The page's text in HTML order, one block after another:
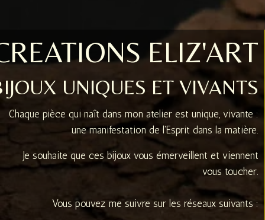
ELIZ'ART
UNIQUES ET VIVANTS
Chaque pièce qui naît dans mon atelier est unique, vivante :
une manifestation de l'Esprit dans la matière.
Je souhaite que ces bijoux vous émerveillent et viennent
vous toucher.
Vous pouvez me suivre sur les réseaux suivants :